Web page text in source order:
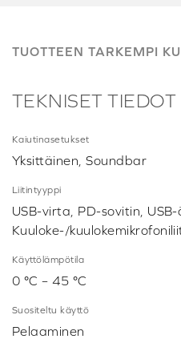
TUOTTEEN TARKEMPI
TEKNISET TIEDOT
Kaiutinasetukset
Yksittäinen, Soundbar
Liitintyyppi
USB-virta, PD-sovitin,
Kuuloke-/
Käyttölämpötila
0 °C – 45 °C
Suositeltu käyttö
Pelaaminen